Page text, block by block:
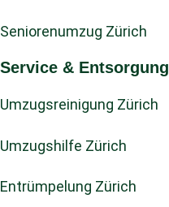
Seniorenumzug Zürich
Service & Entsorgung
Umzugsreinigung Zürich
Umzugshilfe Zürich
Entrümpelung Zürich